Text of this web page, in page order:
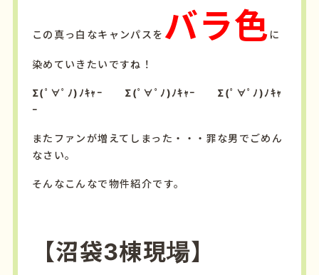
この真っ白なキャンパスを バラ色に
染めていきたいですね！
Σ(ﾟ∀ﾟﾉ)ﾉｷｬｰ Σ(ﾟ∀ﾟﾉ)ﾉｷｬｰ Σ(ﾟ∀ﾟﾉ)ﾉｷｬ
ｰ
またファンが増えてしまった・・・罪な男でごめん
なさい。
そんなこんなで物件紹介です。
【沼袋3棟現場】